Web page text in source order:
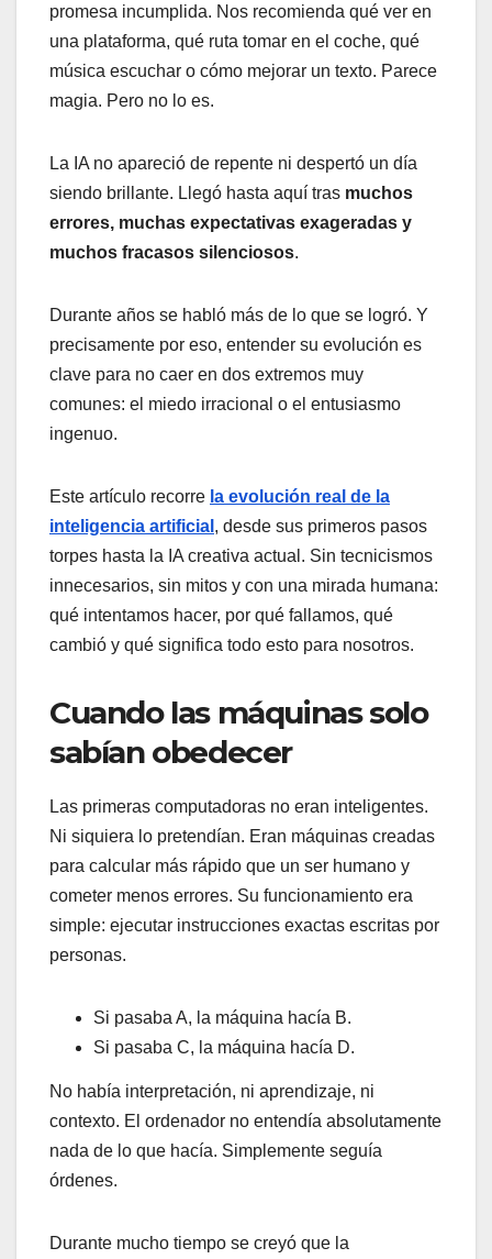
promesa incumplida. Nos recomienda qué ver en
una plataforma, qué ruta tomar en el coche, qué
música escuchar o cómo mejorar un texto. Parece
magia. Pero no lo es.
La IA no apareció de repente ni despertó un día
siendo brillante. Llegó hasta aquí tras muchos
errores, muchas expectativas exageradas y
muchos fracasos silenciosos.
Durante años se habló más de lo que se logró. Y
precisamente por eso, entender su evolución es
clave para no caer en dos extremos muy
comunes: el miedo irracional o el entusiasmo
ingenuo.
Este artículo recorre la evolución real de la
inteligencia artificial , desde sus primeros pasos
torpes hasta la IA creativa actual. Sin tecnicismos
innecesarios, sin mitos y con una mirada humana:
qué intentamos hacer, por qué fallamos, qué
cambió y qué significa todo esto para nosotros.
Cuando las máquinas solo
sabían obedecer
Las primeras computadoras no eran inteligentes.
Ni siquiera lo pretendían. Eran máquinas creadas
para calcular más rápido que un ser humano y
cometer menos errores. Su funcionamiento era
simple: ejecutar instrucciones exactas escritas por
personas.
Si pasaba A, la máquina hacía B.
Si pasaba C, la máquina hacía D.
No había interpretación, ni aprendizaje, ni
contexto. El ordenador no entendía absolutamente
nada de lo que hacía. Simplemente seguía
órdenes.
Durante mucho tiempo se creyó que la